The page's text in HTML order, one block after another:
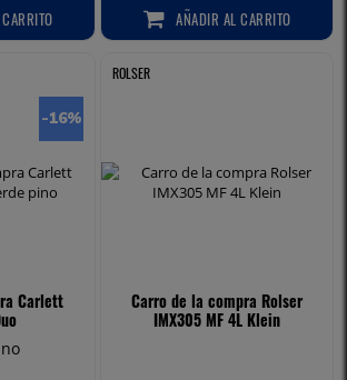
AÑADIR AL CARRITO
-16%
Carlett
ROLSER
Carro de la compra Rolser
IMX305 MF 4L Klein